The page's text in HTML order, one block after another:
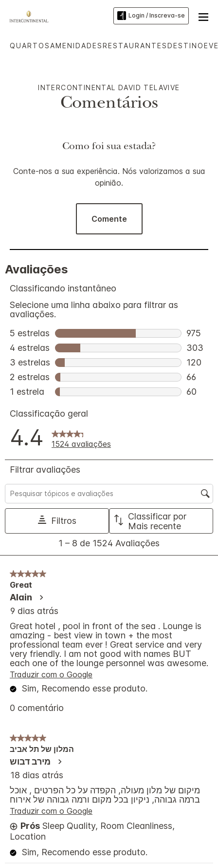
Login / Inscreva-se
QUARTOSAMENIDADESRESTAURANTESDESTINO
INTERCONTINENTAL DAVID TELAVIVE
Comentários
Como foi sua estada?
Conte-nos a sua experiência. Nós valorizamos a sua
opinião.
Comente